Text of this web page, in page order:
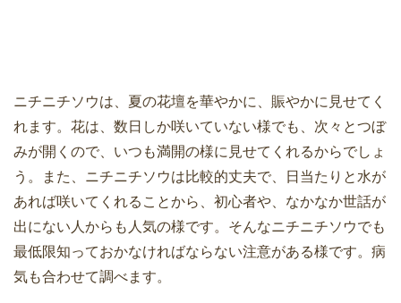
ニチニチソウは、夏の花壇を華やかに、賑やかに見せてく
れます。花は、数日しか咲いていない様でも、次々とつぼ
みが開くので、いつも満開の様に見せてくれるからでしょ
う。また、ニチニチソウは比較的丈夫で、日当たりと水が
あれば咲いてくれることから、初心者や、なかなか世話が
出にない人からも人気の様です。そんなニチニチソウでも
最低限知っておかなければならない注意がある様です。病
気も合わせて調べます。